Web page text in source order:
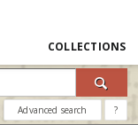
COLLECTIONS
Advanced search ?